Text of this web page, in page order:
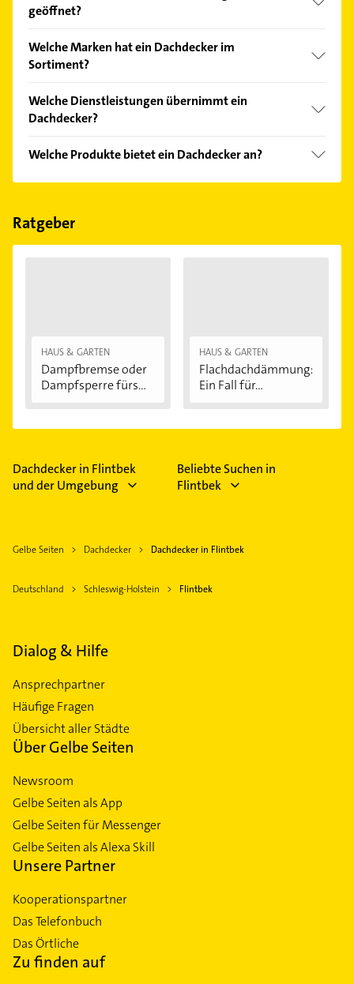
Empfehlungen. Die Suchergebnisse können Sie sich
geöffnet?
Bitte beachten Sie, dass diese an Sonn- und
Feiertagen abweichen können.
Welche Marken hat ein Dachdecker im
Sortiment?
Meyer-Holsen und Velux.
Welche Dienstleistungen übernimmt ein
Dachdecker?
Dachdeckerei, Abdichtungen, Bauklempnerarbeiten,
Bauklempnerei und Bedachung.
Welche Produkte bietet ein Dachdecker an?
Das Angebot umfasst unter anderem Flachdächer,
Steildächer.
Ratgeber
HAUS & GARTEN
Dampfbremse oder
Dampfsperre fürs...
HAUS & GARTEN
Flachdachdämmung:
Ein Fall für...
Dachdecker in Flintbek
und der Umgebung
Beliebte Suchen in
Flintbek
Gelbe Seiten Dachdecker Dachdecker in Flintbek
Deutschland Schleswig-Holstein Flintbek
Dialog & Hilfe
Ansprechpartner
Häufige Fragen
Übersicht aller Städte
Über Gelbe Seiten
Newsroom
Gelbe Seiten als App
Gelbe Seiten für Messenger
Gelbe Seiten als Alexa Skill
Unsere Partner
Kooperationspartner
Das Telefonbuch
Das Örtliche
Zu finden auf